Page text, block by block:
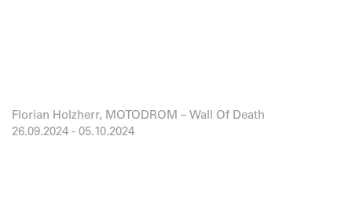
Florian Holzherr, MOTODROM – Wall Of Death
26.09.2024 - 05.10.2024